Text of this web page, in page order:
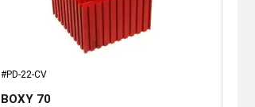
#PD-22-CV
BOXY 70